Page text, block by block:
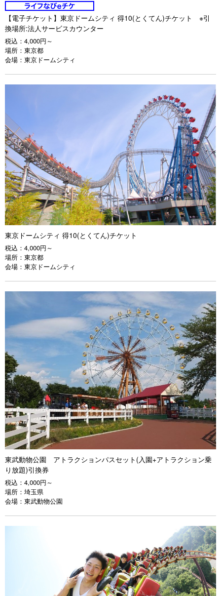
【電子チケット】東京ドームシティ 得10(とくてん)チケット ※引
換場所:法人サービスカウンター
税込： 4,000円～
場所： 東京都
会場： 東京ドームシティ
東京ドームシティ 得10(とくてん)チケット
税込： 4,000円～
場所： 東京都
会場： 東京ドームシティ
東武動物公園 アトラクションパスセット(入園+アトラクション乗
り放題)引換券
税込： 4,000円～
場所： 埼玉県
会場： 東武動物公園